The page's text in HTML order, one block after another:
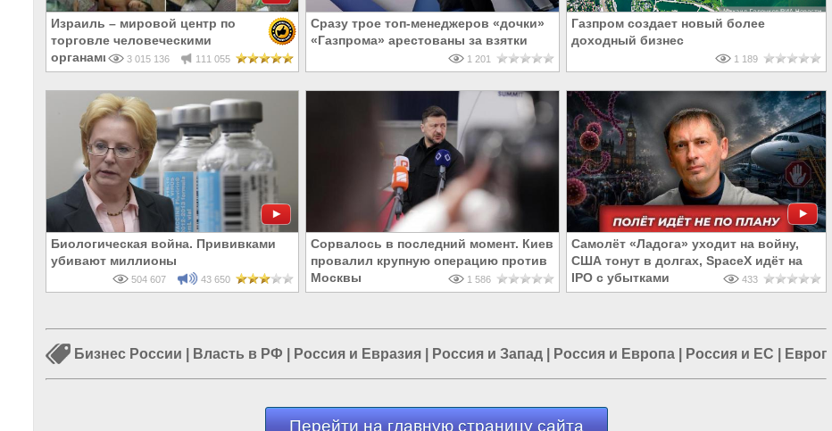
Израиль – мировой центр по
торговле человеческими
органами
3 015 136 111 055
Сразу трое топ-менеджеров «дочки»
«Газпрома» арестованы за взятки
1 201
Газпром создает новый более
доходный бизнес
1 189
Биологическая война. Прививками
убивают миллионы
504 607 43 650
Сорвалось в последний момент. Киев
провалил крупную операцию против
Москвы
1 586
Самолёт «Ладога» уходит на войну,
США тонут в долгах, SpaceX идёт на
IPO с убытками
433
Бизнес России Власть в РФ Россия и Евразия Россия и Запад Россия и Европа Россия и ЕС Европа
Перейти на главную страницу сайта